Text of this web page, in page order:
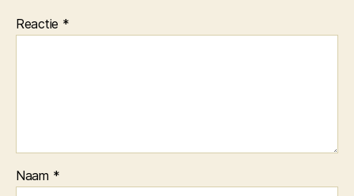
Reactie *
Naam *